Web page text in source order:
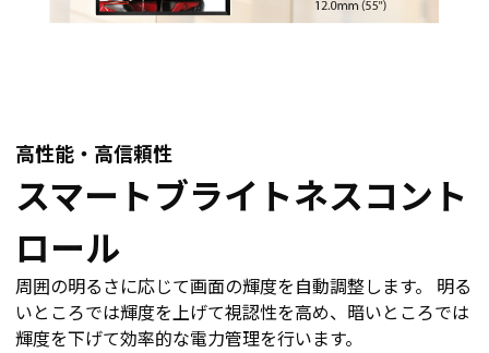
高性能・高信頼性
スマートブライトネスコント
ロール
周囲の明るさに応じて画面の輝度を自動調整します。 明る
いところでは輝度を上げて視認性を高め、暗いところでは
輝度を下げて効率的な電力管理を行います。